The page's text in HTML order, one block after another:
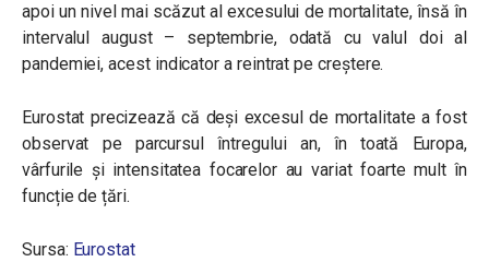
apoi un nivel mai scăzut al excesului de mortalitate, însă în
intervalul august – septembrie, odată cu valul doi al
pandemiei, acest indicator a reintrat pe creștere.
Eurostat precizează că deși excesul de mortalitate a fost
observat pe parcursul întregului an, în toată Europa,
vârfurile și intensitatea focarelor au variat foarte mult în
funcție de țări.
Sursa: Eurostat